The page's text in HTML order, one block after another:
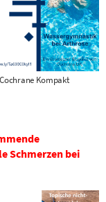
Kompakt
Schmerzenbei